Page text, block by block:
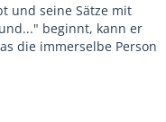
und seine Sätze mit
beginnt, kann er
die immerselbe Person